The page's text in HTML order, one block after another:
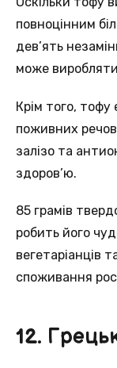
повноцінним
дев’ять
може
Крім того,
поживних
залізо та
здоров’ю.
85 грамів
робить його
вегетаріанців
споживання
12.